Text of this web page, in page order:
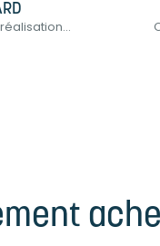
réalisation...